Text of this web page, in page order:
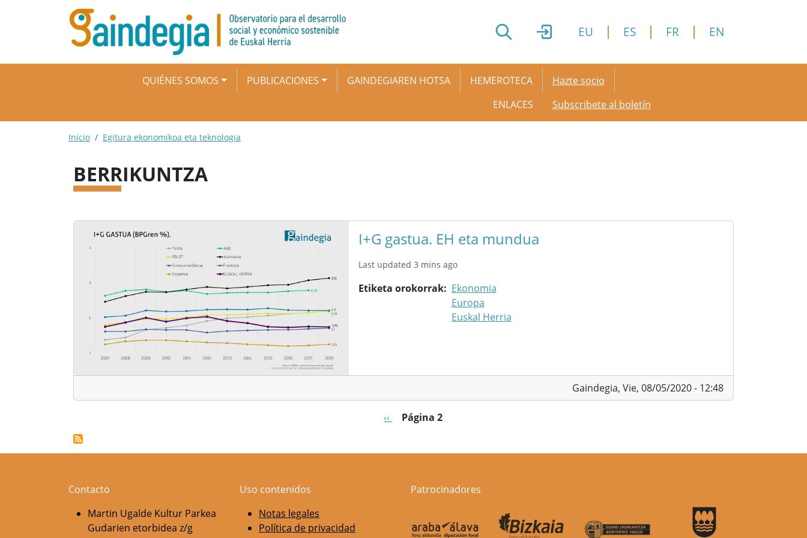
Pasar al contenido principal
EU ES FR EN
Navegación principal
QUIÉNES SOMOS PUBLICACIONES GAINDEGIAREN HOTSA
HEMEROTECA
ENLACES
Secondary menu
Hazte socio
Subscribete al boletín
Ruta de navegación
Inicio Egitura ekonomikoa eta teknologia
BERRIKUNTZA
I+G gastua. EH eta mundua
Last updated 3 mins ago
Etiketa orokorrak
Ekonomia
Europa
Euskal Herria
Gaindegia, Vie, 08/05/2020 - 12:48
Página anterior
‹‹ Página 2
Contacto
Martin Ugalde Kultur Parkea
Gudarien etorbidea z/g
Uso contenidos
Notas legales
Política de privacidad
Patrocinadores